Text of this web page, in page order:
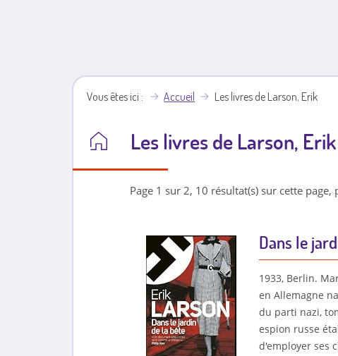
Vous êtes ici Accueil Les livres de Larson, Erik
Les livres de Larson, Erik
Page 1 sur 2, 10 résultat(s) sur cette
Dans le
1933, Berlin.
en Allemagne
du parti nazi,
espion russe
d'employer ses